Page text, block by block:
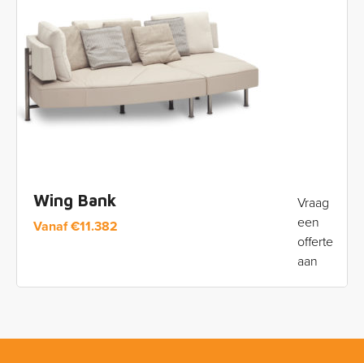
Wing Bank
Vanaf€11.382
Vraag
een
offerte
aan